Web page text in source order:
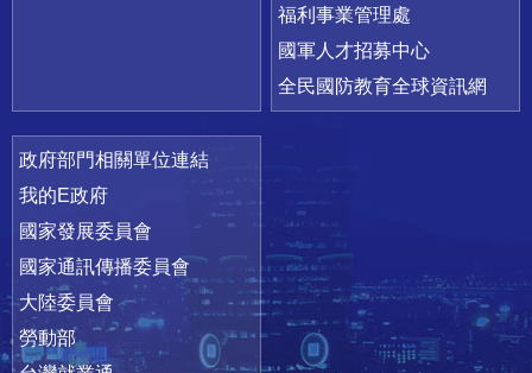
福利事業管理處
國軍人才招募中心
全民國防教育全球資訊網
政府部門相關單位連結
我的E政府
國家發展委員會
國家通訊傳播委員會
大陸委員會
勞動部